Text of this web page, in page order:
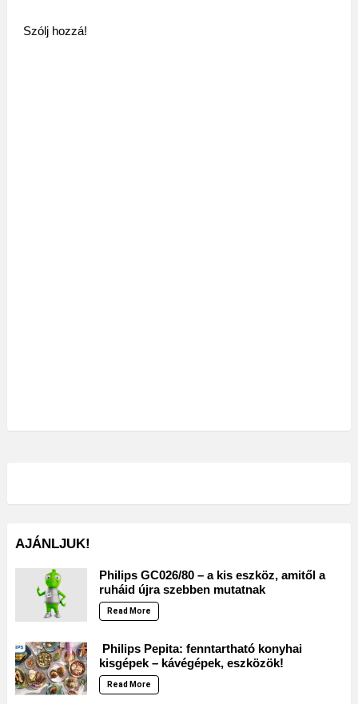
Szólj hozzá!
AJÁNLJUK!
Philips GC026/80 – a kis eszköz, amitől a
ruháid újra szebben mutatnak
Read More
Philips Pepita: fenntartható konyhai
kisgépek – kávégépek, eszközök!
Read More